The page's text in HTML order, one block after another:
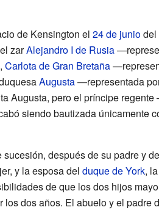
de Kensington el 24 de juniodel
zarAlejandro I de Rusia
Carlota de Gran Bretaña
Augusta—representada
Augusta, pero el príncipe
siendo bautizada únicamente
después de su padre y
y la esposa del duque de York,
de que los dos hijos
dos años. El abuelo y el padre